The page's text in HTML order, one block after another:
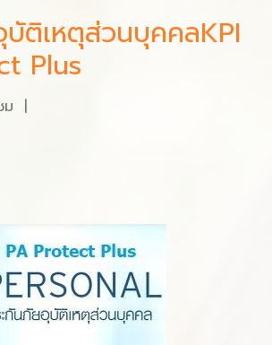
ติเหตุส่วนบุคคลKPI
Plus
ม |